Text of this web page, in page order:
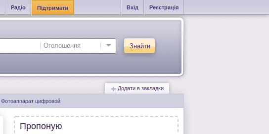
Радіо Підтримати Вхід Реєстрація
Знайти
Додати в закладки
Фотоаппарат цифровой
Пропоную